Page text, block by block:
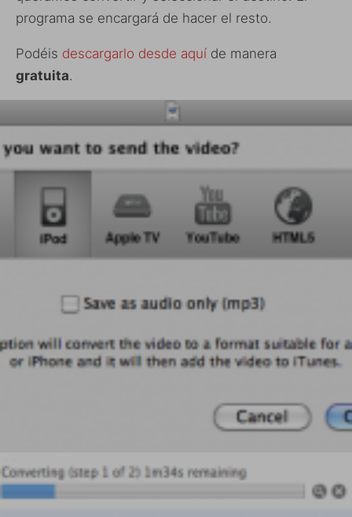
programa se encargará de hacer el resto.
Podéis descargarlo desde aquí de manera
gratuita.